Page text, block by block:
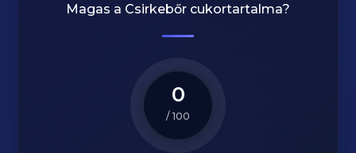
Magas a Csirkebőr cukortartalma?
0
/ 100